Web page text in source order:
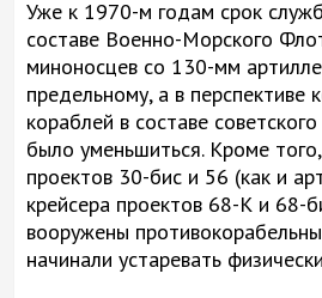
Уже к 1970-м годам срок
составе Военно-Морского
миноносцев со 130-мм
предельному, а в перспективе
кораблей в составе
было уменьшиться. Кроме
проектов 30-бис и 56 (как и
крейсера проектов 68-К и 68-
вооружены
начинали устаревать